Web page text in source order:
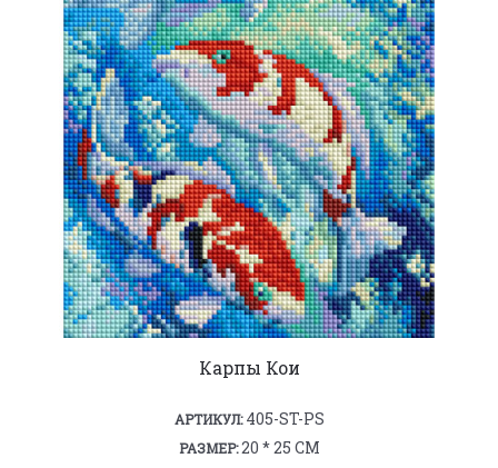
Карпы Кои
АРТИКУЛ:405-ST-PS
РАЗМЕР:20 * 25 СМ